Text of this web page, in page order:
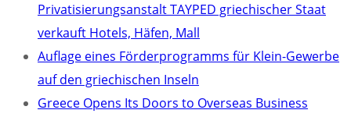
Privatisierungsanstalt TAYPED griechischer Staat
verkauft Hotels, Häfen, Mall
Auflage eines Förderprogramms für Klein-Gewerbe
auf den griechischen Inseln
Greece Opens Its Doors to Overseas Business